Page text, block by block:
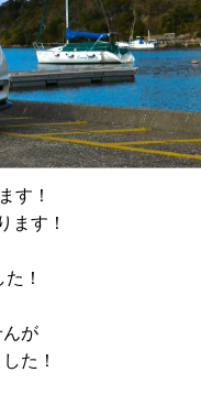
す！
ます！
！
が
た！